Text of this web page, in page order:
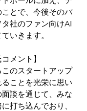
とで、今後そのパ
社のファン向けAI
いきます。
メント】
のスタートアップ
ことを光栄に思い
談を通じて、みな
打ち込んでおり、